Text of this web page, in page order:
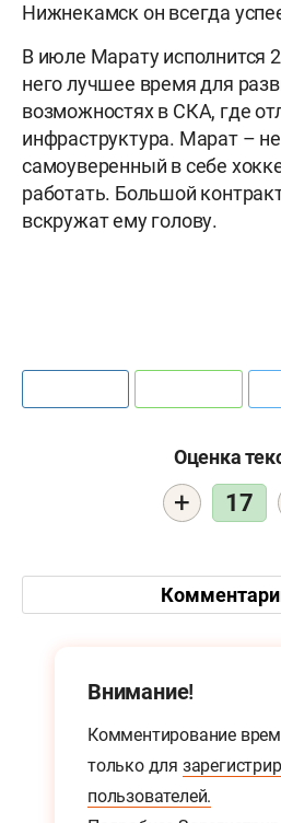
Нижнекамск он всегда
В июле Марату исполнится
него лучшее время для
возможностях в СКА, где
инфраструктура. Марат –
самоуверенный в себе
работать. Большой
вскружат ему голову.
Оценка
+ 17
Внимание!
Комментирование
только для
пользователей.